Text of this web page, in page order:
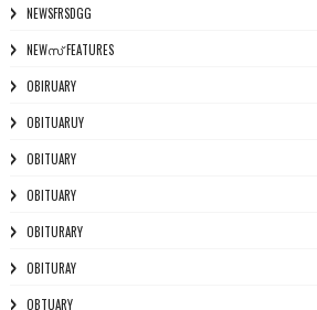
NEWSFRSDGG
NEWസ് FEATURES
OBIRUARY
OBITUARUY
OBITUARY
OBITUARY
OBITURARY
OBITURAY
OBTUARY